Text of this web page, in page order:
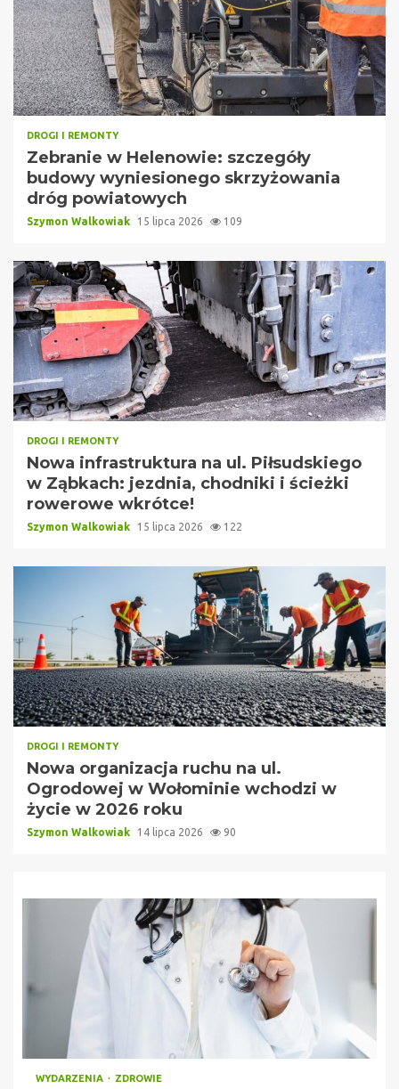
DROGI I REMONTY
Zebranie w Helenowie: szczegóły
budowy wyniesionego skrzyżowania
dróg powiatowych
Szymon Walkowiak 15 lipca 2026 109
DROGI I REMONTY
Nowa infrastruktura na ul. Piłsudskiego
w Ząbkach: jezdnia, chodniki i ścieżki
rowerowe wkrótce!
Szymon Walkowiak 15 lipca 2026 122
DROGI I REMONTY
Nowa organizacja ruchu na ul.
Ogrodowej w Wołominie wchodzi w
życie w 2026 roku
Szymon Walkowiak 14 lipca 2026 90
WYDARZENIA ZDROWIE